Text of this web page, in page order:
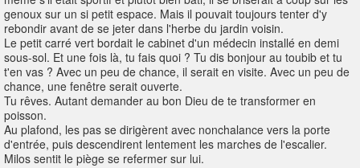
genoux sur un si petit espace. Mais il pouvait toujours tenter d'y
rebondir avant de se jeter dans l'herbe du jardin voisin.
Le petit carré vert bordait le cabinet d'un médecin installé en demi
sous-sol. Et une fois là, tu fais quoi ? Tu dis bonjour au toubib et tu
t'en vas ? Avec un peu de chance, il serait en visite. Avec un peu de
chance, une fenêtre serait ouverte.
Tu rêves. Autant demander au bon Dieu de te transformer en
poisson.
Au plafond, les pas se dirigèrent avec nonchalance vers la porte
d'entrée, puis descendirent lentement les marches de l'escalier.
Milos sentit le piège se refermer sur lui.